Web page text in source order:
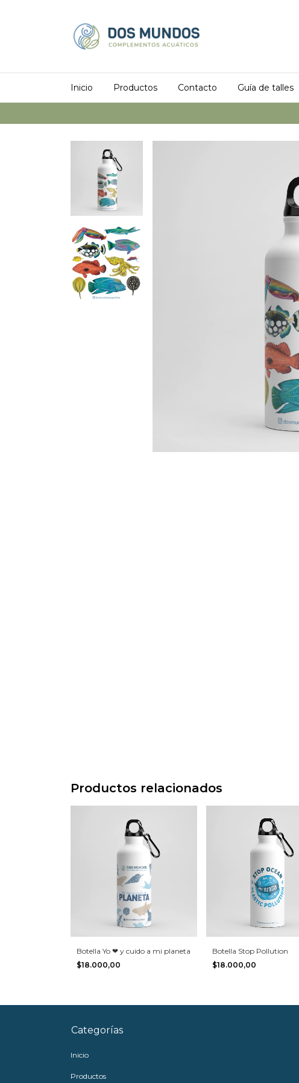
Inicio Productos Contacto Guía de talles
Productos relacionados
Botella Yo ❤ y cuido a mi planeta
$18.000,00
Botella Stop Pollution
$18.000,00
Categorías
Inicio
Productos